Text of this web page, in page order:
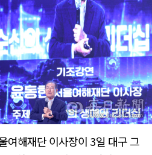
여해재단 이사장이 3일 대구 그